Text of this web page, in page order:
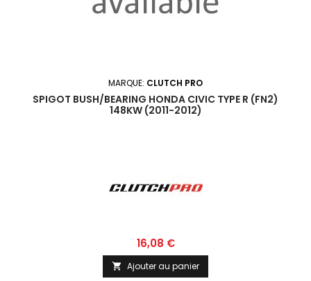
MARQUE: CLUTCH PRO
SPIGOT BUSH/BEARING HONDA CIVIC TYPE R (FN2)
148KW (2011-2012)
Prix
16,08 €
 Ajouter au panier